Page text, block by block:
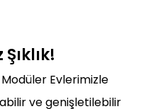
Evlerimizle
ve genişletilebilir